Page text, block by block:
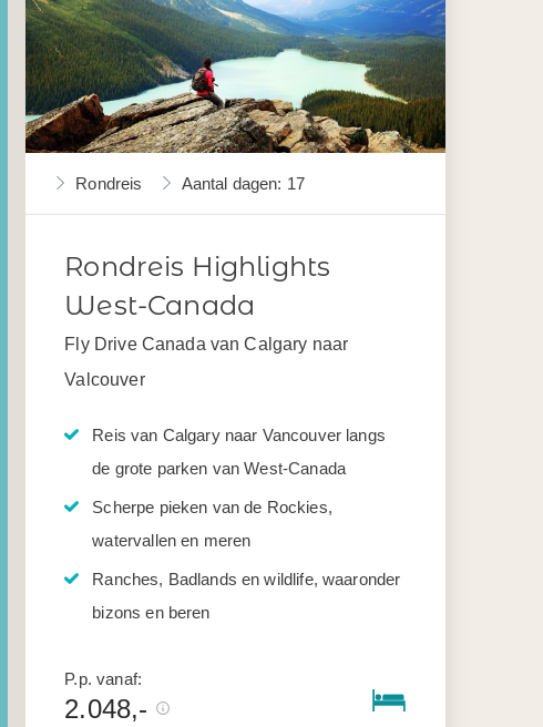
Rondreis Aantal dagen: 17
Rondreis Highlights
West-Canada
Fly Drive Canada van Calgary naar
Valcouver
Reis van Calgary naar Vancouver langs
de grote parken van West-Canada
Scherpe pieken van de Rockies,
watervallen en meren
Ranches, Badlands en wildlife, waaronder
bizons en beren
P.p. vanaf:
2.048,-